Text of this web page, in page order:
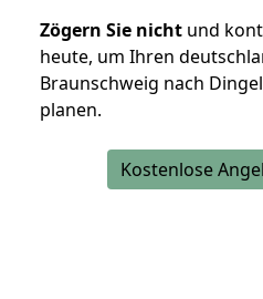
Zögern Sie nicht und
heute, um Ihren
Braunschweig nach
planen.
Kostenlose